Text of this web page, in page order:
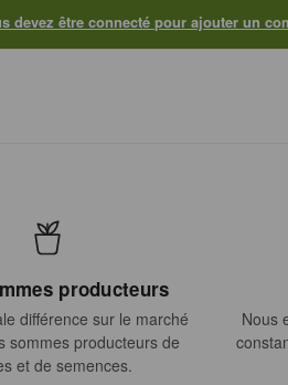
devez être connecté pour ajouter un
producteurs
différence sur le marché
sommes producteurs de
et de semences.
Nous